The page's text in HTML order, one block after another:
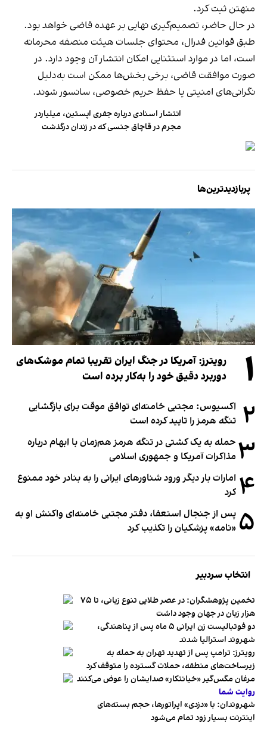
منهتن ثبت کرد.
در حال حاضر، تصمیم‌گیری نهایی بر عهده قاضی خواهد بود.
طبق قوانین فدرال، محتوای جلسات هیئت منصفه محرمانه
است، اما در موارد استثنایی امکان انتشار آن وجود دارد. در
صورت موافقت قاضی، برخی بخش‌ها ممکن است به‌دلیل
نگرانی‌های امنیتی یا حفظ حریم خصوصی، سانسور شوند.
انتشار اسنادی درباره جفری اپستین، میلیاردر
مجرم در قاچاق جنسی که در زندان درگذشت
پربازدیدترین‌ها
۱
رویترز: آمریکا در جنگ ایران تقریبا تمام موشک‌های
دوربرد دقیق خود را به‌کار برده است
۲ اکسیوس: مجتبی خامنه‌ای توافق موقت برای بازگشایی
تنگه هرمز را تایید کرده است
۳ حمله به یک کشتی در تنگه هرمز هم‌زمان با ابهام درباره
مذاکرات آمریکا و جمهوری اسلامی
۴ امارات بار دیگر ورود شناورهای ایرانی را به بنادر خود ممنوع
کرد
۵ پس از جنجال استعفا، دفتر مجتبی خامنه‌ای واکنش او به
«نامه» پزشکیان را تکذیب کرد
انتخاب سردبیر
تخمین پژوهشگران: در عصر طلایی تنوع زبانی، تا ۷۵
هزار زبان در جهان وجود داشت
دو فوتبالیست زن ایرانی ۵ ماه پس از پناهندگی،
شهروند استرالیا شدند
رویترز: ترامپ پس از تهدید تهران به حمله به
زیرساخت‌های منطقه، حملات گسترده را متوقف کرد
مرغان مگس‌گیر «خیانتکار» صدایشان را عوض می‌کنند
روایت شما
شهروندان:‌ با «دزدی» اپراتورها، حجم بسته‌های
اینترنت بسیار زود تمام می‌شود